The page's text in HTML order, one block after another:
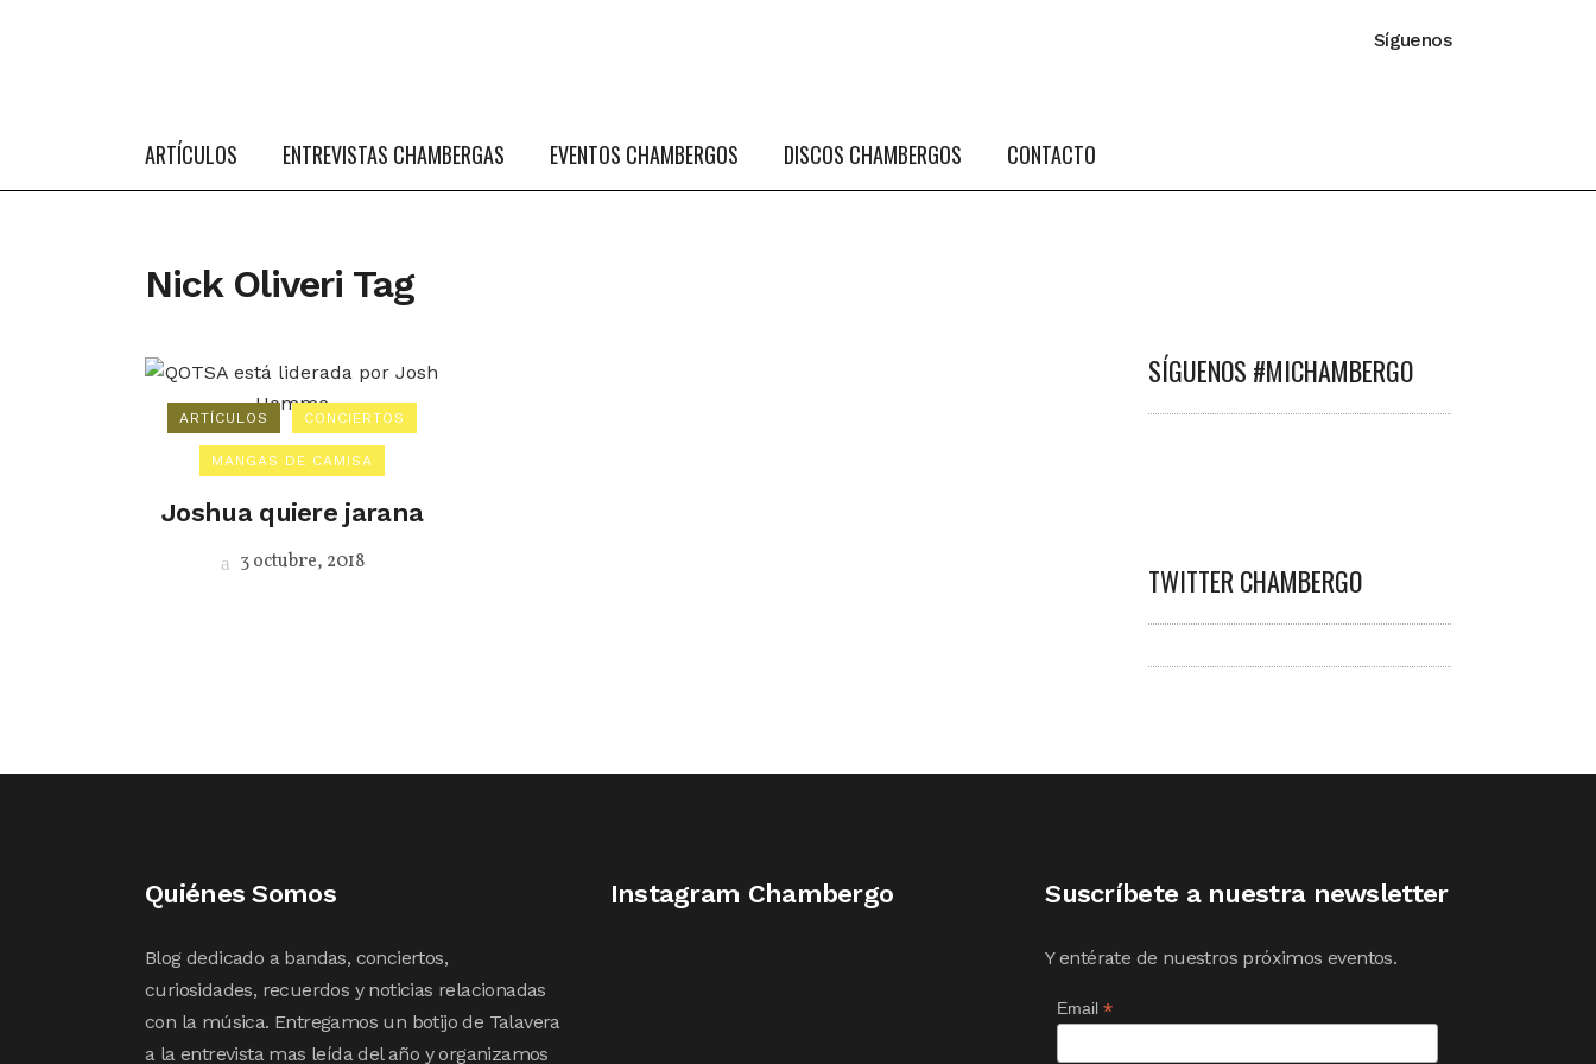
Síguenos
ARTÍCULOS ENTREVISTAS CHAMBERGAS EVENTOS CHAMBERGOS DISCOS CHAMBERGOS CONTACTO
Nick Oliveri Tag
ARTÍCULOS CONCIERTOS
MANGAS DE CAMISA
Joshua quiere jarana
3 octubre, 2018
SÍGUENOS #MICHAMBERGO
TWITTER CHAMBERGO
Quiénes Somos
Blog dedicado a bandas, conciertos,
curiosidades, recuerdos y noticias relacionadas
con la música. Entregamos un botijo de Talavera
a la entrevista mas leída del año y organizamos
Instagram Chambergo Suscríbete a nuestra newsletter
Y entérate de nuestros próximos eventos.
Email*